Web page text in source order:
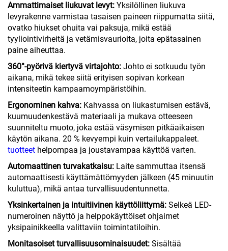
Ammattimaiset liukuvat levyt: Yksilöllinen liukuva
levyrakenne varmistaa tasaisen paineen riippumatta siitä,
ovatko hiukset ohuita vai paksuja, mikä estää
tyyliointivirheitä ja vetämisvaurioita, joita epätasainen
paine aiheuttaa.
360°-pyörivä kiertyvä virtajohto: Johto ei sotkuudu työn
aikana, mikä tekee siitä erityisen sopivan korkean
intensiteetin kampaamoympäristöihin.
Ergonominen kahva: Kahvassa on liukastumisen estävä,
kuumuudenkestävä materiaali ja mukava otteeseen
suunniteltu muoto, joka estää väsymisen pitkäaikaisen
käytön aikana. 20 % kevyempi kuin vertailukappaleet.
tuotteet helpompaa ja joustavampaa käyttöä varten.
Automaattinen turvakatkaisu: Laite sammuttaa itsensä
automaattisesti käyttämättömyyden jälkeen (45 minuutin
kuluttua), mikä antaa turvallisuudentunnetta.
Yksinkertainen ja intuitiivinen käyttöliittymä: Selkeä LED-
numeroinen näyttö ja helppokäyttöiset ohjaimet
yksipainikkeella valittaviin toimintatiloihin.
Monitasoiset turvallisuusominaisuudet: Sisältää